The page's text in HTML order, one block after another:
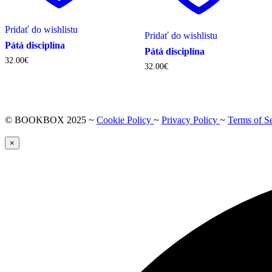
Pridať do wishlistu
Pátá disciplína
32.00€
Pridať do wishlistu
Pátá disciplína
32.00€
© BOOKBOX 2025 ~ Cookie Policy ~ Privacy Policy ~ Terms of
×